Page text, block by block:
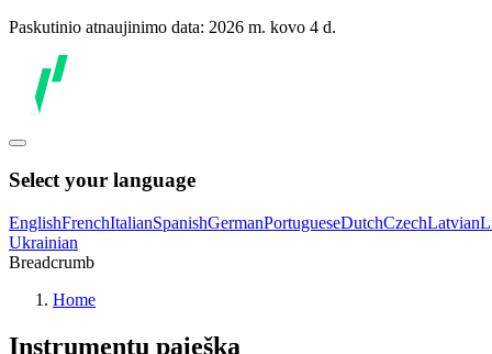
Paskutinio atnaujinimo data: 2026 m. kovo 4 d.
Select your language
EnglishFrenchItalianSpanishGermanPortugueseDutchCzechLatvian
Ukrainian
Breadcrumb
Home
Instrumentų paieška